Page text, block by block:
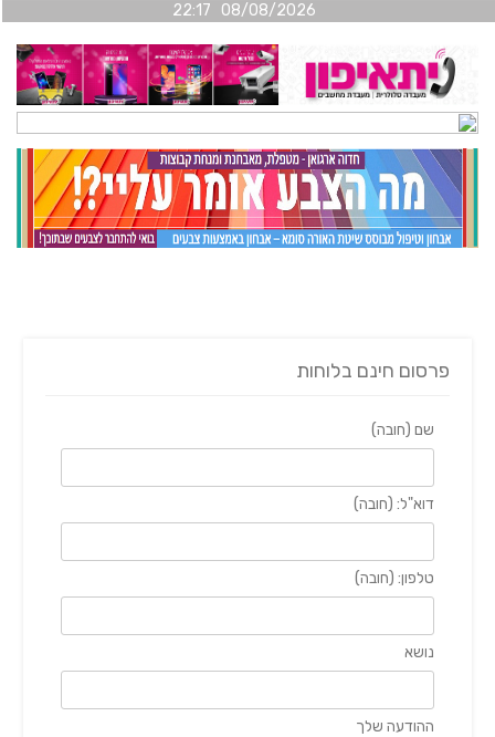
08/08/2026 22:17
פרסום חינם בלוחות
שם (חובה)
דוא"ל: (חובה)
טלפון: (חובה)
נושא
ההודעה שלך